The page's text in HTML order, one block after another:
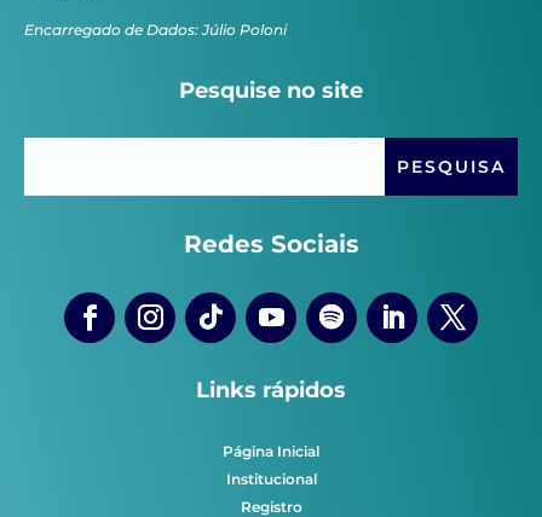
Encarregado de Dados: Júlio Poloni
Pesquise no site
Redes Sociais
Links rápidos
Página Inicial
Institucional
Registro